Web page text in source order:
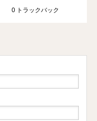
0 トラックバック